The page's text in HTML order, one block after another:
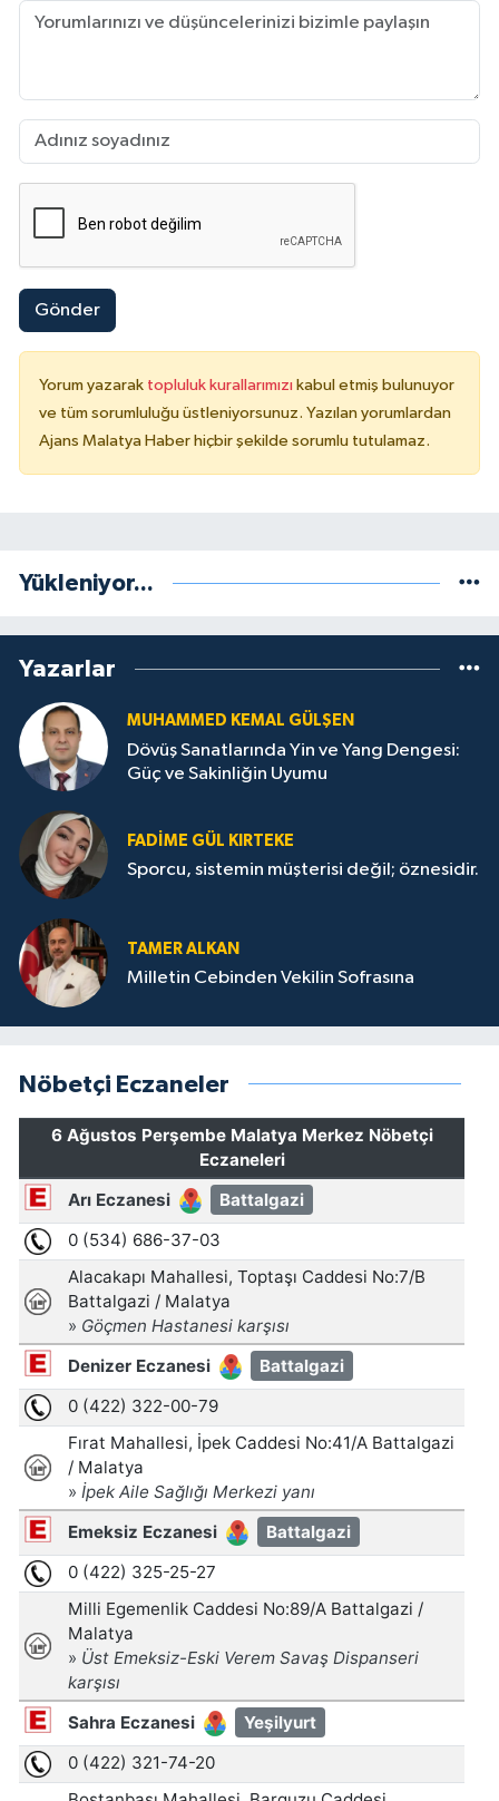
Gönder
Yorum yazarak topluluk kurallarımızı kabul etmiş bulunuyor
ve tüm sorumluluğu üstleniyorsunuz. Yazılan yorumlardan
Ajans Malatya Haber hiçbir şekilde sorumlu tutulamaz.
Yükleniyor...
Yazarlar
MUHAMMED KEMAL GÜLŞEN
Dövüş Sanatlarında Yin ve Yang Dengesi:
Güç ve Sakinliğin Uyumu
FADIME GÜL KIRTEKE
Sporcu, sistemin müşterisi değil; öznesidir.
TAMER ALKAN
Milletin Cebinden Vekilin Sofrasına
Nöbetçi Eczaneler